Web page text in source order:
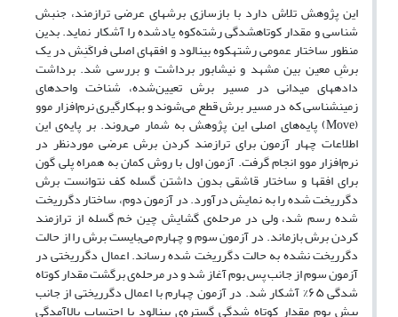
این پژوهش تلاش دارد با بازسازی برش‏های عرضی ترازمند، جنبش
‏شناسی و مقدار کوتاه‏شدگی رشته‌کوه یادشده را آشکار نماید. بدین
منظور ساختار عمومی رشته‏کوه بینالود و افق‏های اصلی فراکَنِش در یک
برشِ معین بین مشهد و نیشابور برداشت و بررسی شد. برداشت
داده‏های میدانی در مسیر برش تعیین‌شده، شناخت واحد‏های
زمین‏شناسی که در مسیر برش قطع می‌شوند و به‏کارگیری نرم‌افزار موو
(Move) پایه‌های اصلی این پژوهش به شمار می‌روند. بر پایه‌ی این
اطلاعات چهار آزمون برای ترازمند کردن برش عرضی موردنظر در
نرم‌افزار موو انجام گرفت. آزمون اول با روش کمان به همراه پلی گون
برای افق‏ها و ساختار قاشقی بدون داشتن گسله کف نتوانست برش
دگرریخت شده را به نمایش درآورد. در آزمون دوم، ساختار دگرریخت
شده رسم شد، ولی در مرحله‌ی گشایش چین خم گسله از ترازمند
کردن برش بازماند. در آزمون سوم و چهارم می‌بایست برش را از حالت
دگرریخت نشده به حالت دگرریخت شده رساند. اعمال دگرریختی در
آزمون سوم از جانب پس بوم آغاز شد و در مرحله‌ی برگشت مقدار کوتاه
شدگی ۶۵% آشکار شد. در آزمون چهارم با اعمال دگرریختی از جانب
پیش بوم مقدار کوتاه شدگی گستره‌ی بینالود با احتساب بالاآمدگی